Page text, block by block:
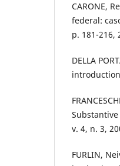
CARONE,
federal:
p. 181-216,
DELLA
v. 4, n. 3,
FURLIN,